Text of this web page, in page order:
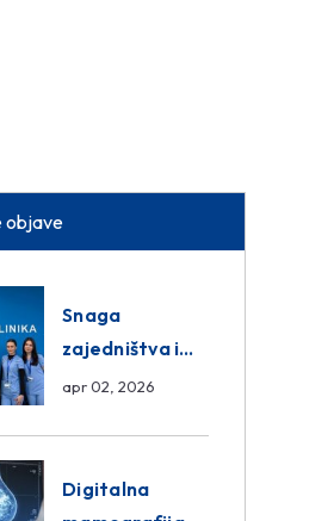
objave
Snaga
zajedništva i
razmjena
Group
apr 02, 2026
Digitalna